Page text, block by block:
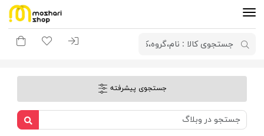
ورود به سیستم
لیست موردسبد
جستجوی پیشرفته